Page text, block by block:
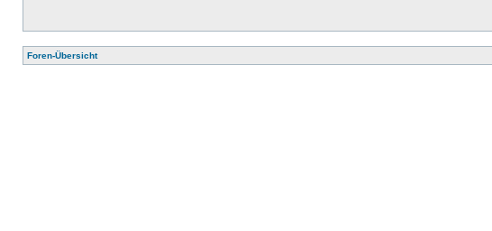
Foren-Übersicht